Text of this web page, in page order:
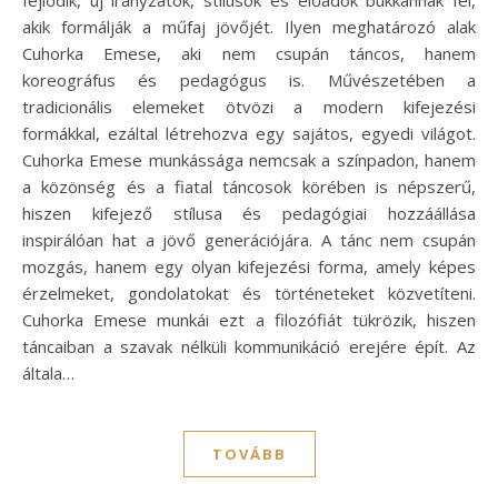
akik formálják a műfaj jövőjét. Ilyen meghatározó alak
Cuhorka Emese, aki nem csupán táncos, hanem
koreográfus és pedagógus is. Művészetében a
tradicionális elemeket ötvözi a modern kifejezési
formákkal, ezáltal létrehozva egy sajátos, egyedi világot.
Cuhorka Emese munkássága nemcsak a színpadon, hanem
a közönség és a fiatal táncosok körében is népszerű,
hiszen kifejező stílusa és pedagógiai hozzáállása
inspirálóan hat a jövő generációjára. A tánc nem csupán
mozgás, hanem egy olyan kifejezési forma, amely képes
érzelmeket, gondolatokat és történeteket közvetíteni.
Cuhorka Emese munkái ezt a filozófiát tükrözik, hiszen
táncaiban a szavak nélküli kommunikáció erejére épít. Az
általa…
TOVÁBB